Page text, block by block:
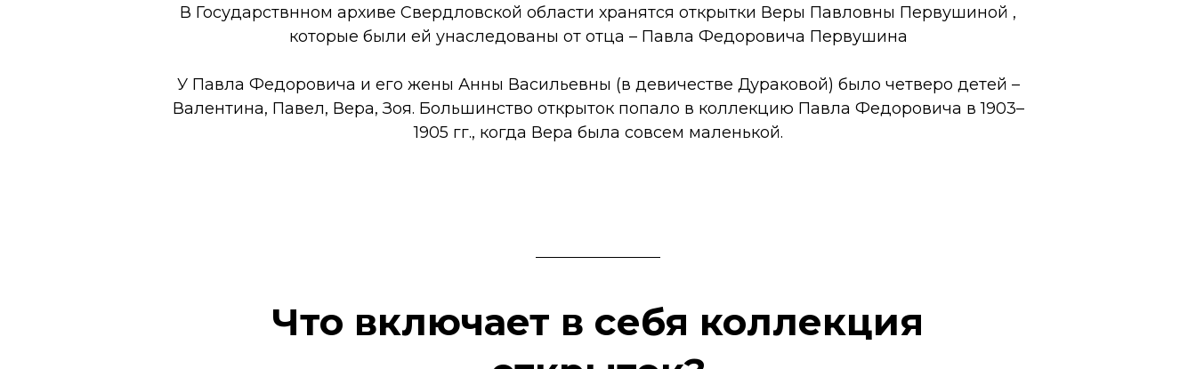
В Государствнном архиве Свердловской области хранятся открытки Веры Павловны Первушиной ,
которые были ей унаследованы от отца – Павла Федоровича Первушина
У Павла Федоровича и его жены Анны Васильевны (в девичестве Дураковой) было четверо детей –
Валентина, Павел, Вера, Зоя. Большинство открыток попало в коллекцию Павла Федоровича в 1903–
1905 гг., когда Вера была совсем маленькой.
Что включает в себя коллекция